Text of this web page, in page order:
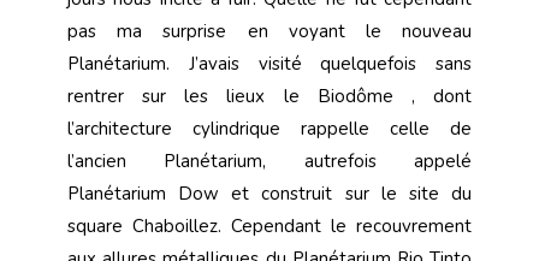
pas ma surprise en voyant le nouveau
Planétarium. J’avais visité quelquefois sans
rentrer sur les lieux le Biodôme , dont
l’architecture cylindrique rappelle celle de
l’ancien Planétarium, autrefois appelé
Planétarium Dow et construit sur le site du
square Chaboillez. Cependant le recouvrement